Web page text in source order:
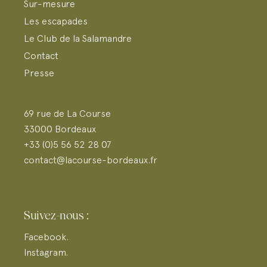
Sur-mesure
Les escapades
Le Club de la Salamandre
Contact
Presse
69 rue de La Course
33000 Bordeaux
+33 (0)5 56 52 28 07
contact@lacourse-bordeaux.fr
Suivez-nous :
Facebook.
Instagram.